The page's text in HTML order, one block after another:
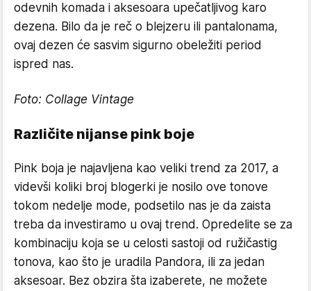
odevnih komada i aksesoara upečatljivog karo
dezena. Bilo da je reč o blejzeru ili pantalonama,
ovaj dezen će sasvim sigurno obeležiti period
ispred nas.
Foto: Collage Vintage
Različite nijanse pink boje
Pink boja je najavljena kao veliki trend za 2017, a
videvši koliki broj blogerki je nosilo ove tonove
tokom nedelje mode, podsetilo nas je da zaista
treba da investiramo u ovaj trend. Opredelite se za
kombinaciju koja se u celosti sastoji od ružičastig
tonova, kao što je uradila Pandora, ili za jedan
aksesoar. Bez obzira šta izaberete, ne možete